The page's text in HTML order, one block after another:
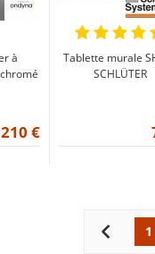
à
210 €
Tablette murale
SCHLÜTER
Pagination
1